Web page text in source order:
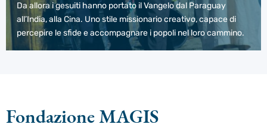
Da allora i gesuiti hanno portato il Vangelo dal Paraguay
all’India, alla Cina. Uno stile missionario creativo, capace di
percepire le sfide e accompagnare i popoli nel loro cammino.
Fondazione MAGIS